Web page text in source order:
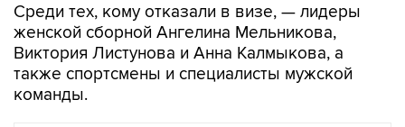
Среди тех, кому отказали в визе, — лидеры
женской сборной Ангелина Мельникова,
Виктория Листунова и Анна Калмыкова, а
также спортсмены и специалисты мужской
команды.